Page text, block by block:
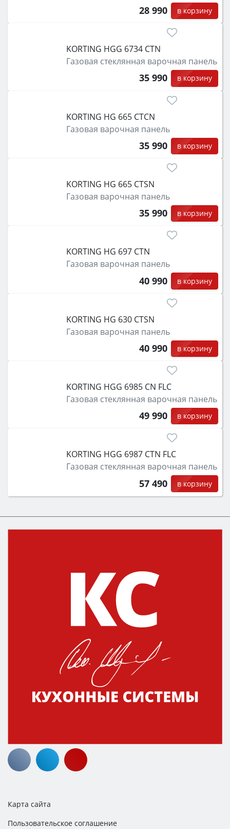
28 990 в корзину
KORTING HGG 6734 CTN
Газовая стеклянная варочная панель
35 990 в корзину
KORTING HG 665 CTCN
Газовая варочная панель
35 990 в корзину
KORTING HG 665 CTSN
Газовая варочная панель
35 990 в корзину
KORTING HG 697 CTN
Газовая варочная панель
40 990 в корзину
KORTING HG 630 CTSN
Газовая варочная панель
40 990 в корзину
KORTING HGG 6985 CN FLC
Газовая стеклянная варочная панель
49 990 в корзину
KORTING HGG 6987 CTN FLC
Газовая стеклянная варочная панель
57 490 в корзину
Карта сайта
Пользовательское соглашение